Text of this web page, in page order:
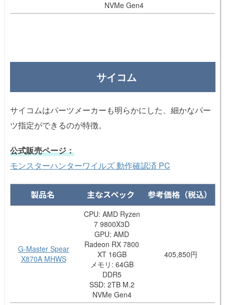
NVMe Gen4
サイコム
サイコムはパーツメーカーも明らかにした、細かなパー
ツ指定ができるのが特徴。
公式販売ページ：
モンスターハンターワイルズ 動作確認済 PC
製品名 主なスペック 参考価格（税込）
G-Master Spear
X870A MHWS
CPU: AMD Ryzen
7 9800X3D
GPU: AMD
Radeon RX 7800
XT 16GB
メモリ: 64GB
DDR5
SSD: 2TB M.2
NVMe Gen4
405,850円